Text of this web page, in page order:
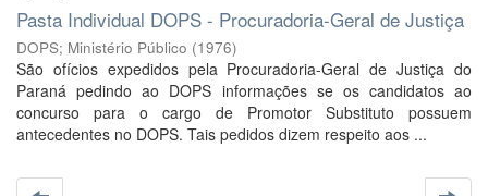
Pasta Individual DOPS - Procuradoria-Geral de Justiça
DOPS; Ministério Público (1976)
São ofícios expedidos pela Procuradoria-Geral de Justiça do
Paraná pedindo ao DOPS informações se os candidatos ao
concurso para o cargo de Promotor Substituto possuem
antecedentes no DOPS. Tais pedidos dizem respeito aos ...